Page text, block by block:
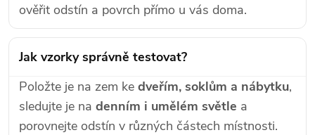
ověřit odstín a povrch přímo u vás doma.
Jak vzorky správně testovat?
Položte je na zem ke dveřím, soklům a nábytku,
sledujte je na denním i umělém světle a
porovnejte odstín v různých částech místnosti.